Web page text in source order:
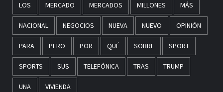
LOS MERCADO MERCADOS MILLONES MÁS
NACIONAL NEGOCIOS NUEVA NUEVO OPINIÓN
PARA PERO POR QUÉ SOBRE SPORT
SPORTS SUS TELEFÓNICA TRAS TRUMP
UNA VIVIENDA